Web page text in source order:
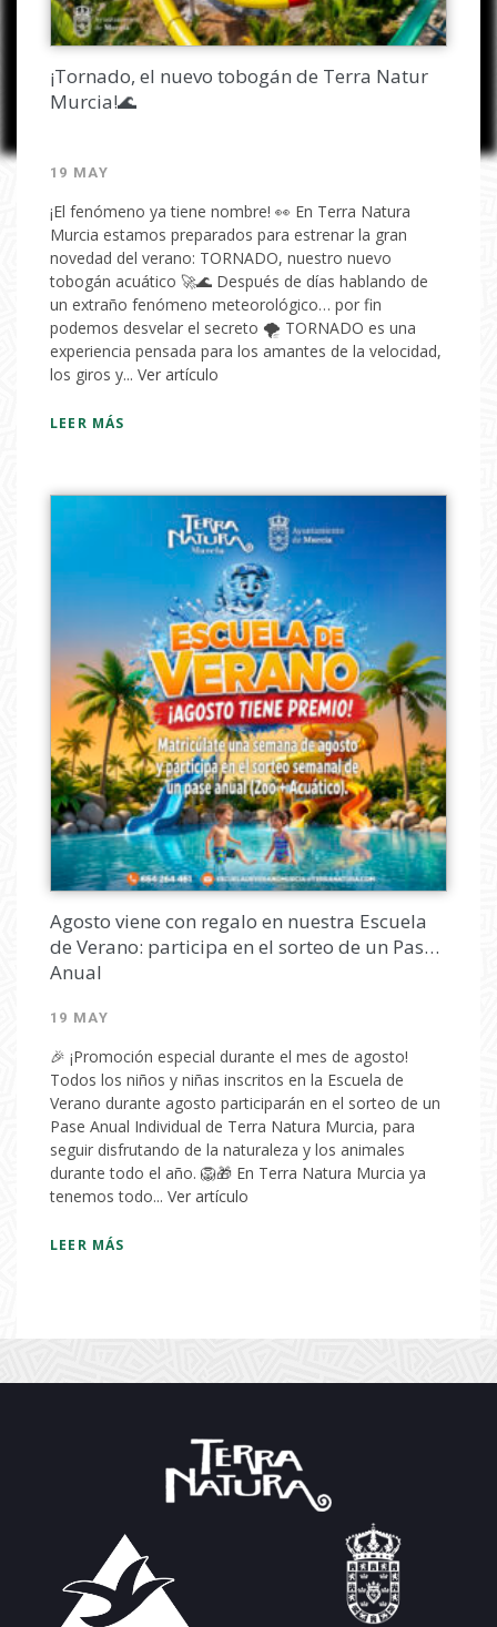
privacidad
¡Tornado, el nuevo tobogán de Terra Natur
Murcia!🌊
19 MAY
¡El fenómeno ya tiene nombre! 👀 En Terra Natura
Murcia estamos preparados para estrenar la gran
novedad del verano: TORNADO, nuestro nuevo
tobogán acuático 🚀🌊 Después de días hablando de
un extraño fenómeno meteorológico… por fin
podemos desvelar el secreto 🌪️ TORNADO es una
experiencia pensada para los amantes de la velocidad,
los giros y... Ver artículo
LEER MÁS
Agosto viene con regalo en nuestra Escuela
de Verano: participa en el sorteo de un Pase
Anual
19 MAY
🎉 ¡Promoción especial durante el mes de agosto!
Todos los niños y niñas inscritos en la Escuela de
Verano durante agosto participarán en el sorteo de un
Pase Anual Individual de Terra Natura Murcia, para
seguir disfrutando de la naturaleza y los animales
durante todo el año. 🦁🎁 En Terra Natura Murcia ya
tenemos todo... Ver artículo
LEER MÁS